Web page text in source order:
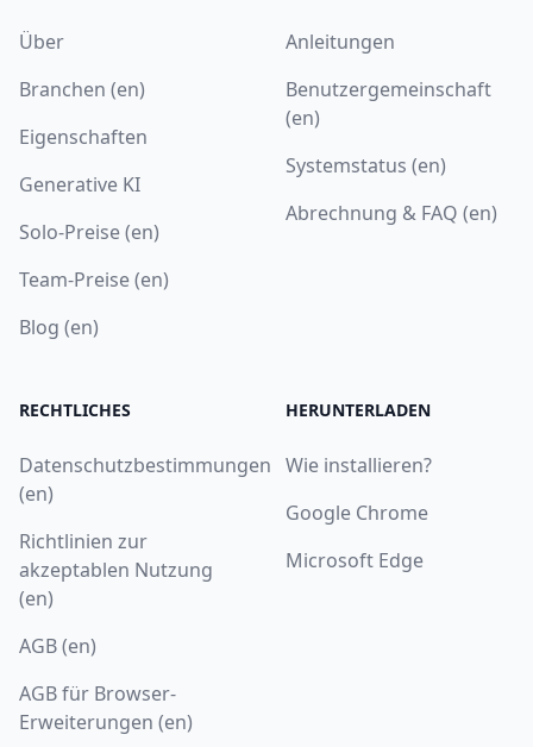
Über
Branchen (en)
Eigenschaften
Generative KI
Solo-Preise (en)
Team-Preise (en)
Blog (en)
Anleitungen
Benutzergemeinschaft
(en)
Systemstatus (en)
Abrechnung & FAQ (en)
RECHTLICHES
Datenschutzbestimmungen
(en)
Richtlinien zur
akzeptablen Nutzung
(en)
AGB (en)
AGB für Browser-
Erweiterungen (en)
HERUNTERLADEN
Wie installieren?
Google Chrome
Microsoft Edge